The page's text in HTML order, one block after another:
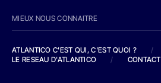
MIEUX NOUS CONNAITRE
ATLANTICO C'EST QUI, C'EST QUOI ?
/
LE RESEAU D'ATLANTICO
/ CONTACT